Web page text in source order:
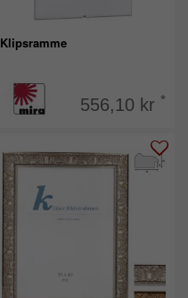
Klipsramme
556,10 kr *